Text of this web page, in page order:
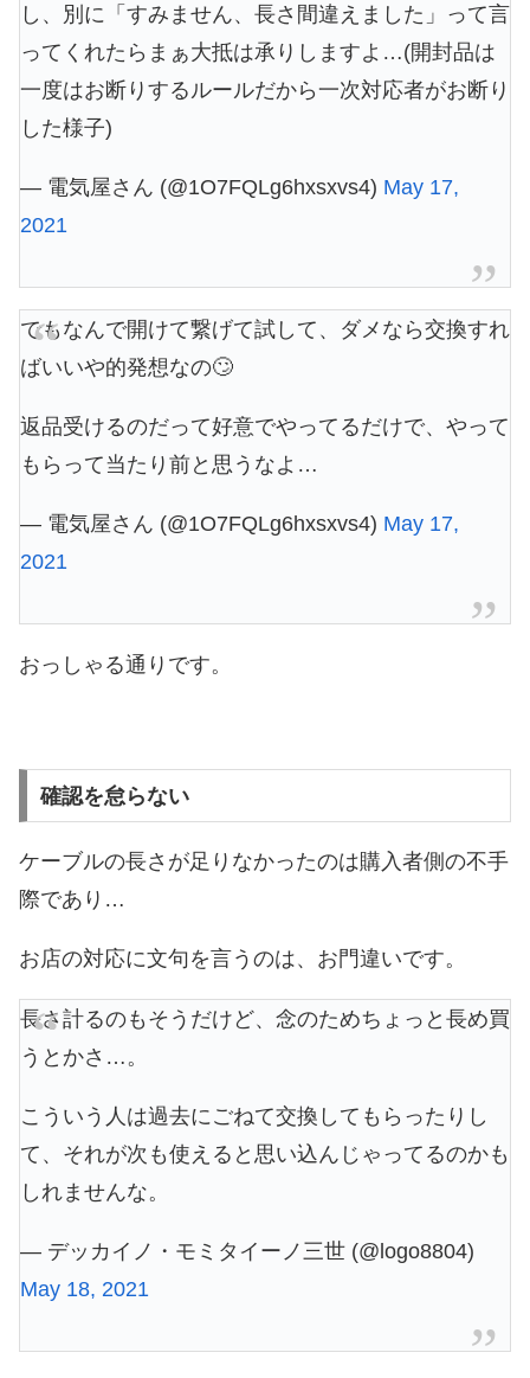
し、別に「すみません、長さ間違えました」って言
ってくれたらまぁ大抵は承りしますよ…(開封品は
一度はお断りするルールだから一次対応者がお断り
した様子)
— 電気屋さん (@1O7FQLg6hxsxvs4) May 17,
2021
でもなんで開けて繋げて試して、ダメなら交換すれ
ばいいや的発想なの🙄
返品受けるのだって好意でやってるだけで、やって
もらって当たり前と思うなよ…
— 電気屋さん (@1O7FQLg6hxsxvs4) May 17,
2021
おっしゃる通りです。
確認を怠らない
ケーブルの長さが足りなかったのは購入者側の不手
際であり…
お店の対応に文句を言うのは、お門違いです。
長さ計るのもそうだけど、念のためちょっと長め買
うとかさ…。
こういう人は過去にごねて交換してもらったりし
て、それが次も使えると思い込んじゃってるのかも
しれませんな。
— デッカイノ・モミタイーノ三世 (@logo8804)
May 18, 2021